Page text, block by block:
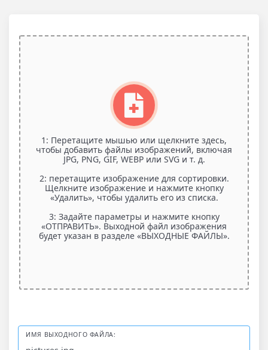
1: Перетащите мышью или щелкните здесь,
чтобы добавить файлы изображений, включая
JPG, PNG, GIF, WEBP или SVG и т. д.
2: перетащите изображение для сортировки.
Щелкните изображение и нажмите кнопку
«Удалить», чтобы удалить его из списка.
3: Задайте параметры и нажмите кнопку
«ОТПРАВИТЬ». Выходной файл изображения
будет указан в разделе «ВЫХОДНЫЕ ФАЙЛЫ».
ИМЯ ВЫХОДНОГО ФАЙЛА: